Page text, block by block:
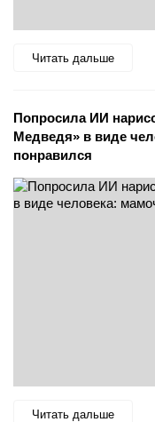
Читать дальше
Попросила ИИ
Медведя» в виде
понравился
Читать дальше